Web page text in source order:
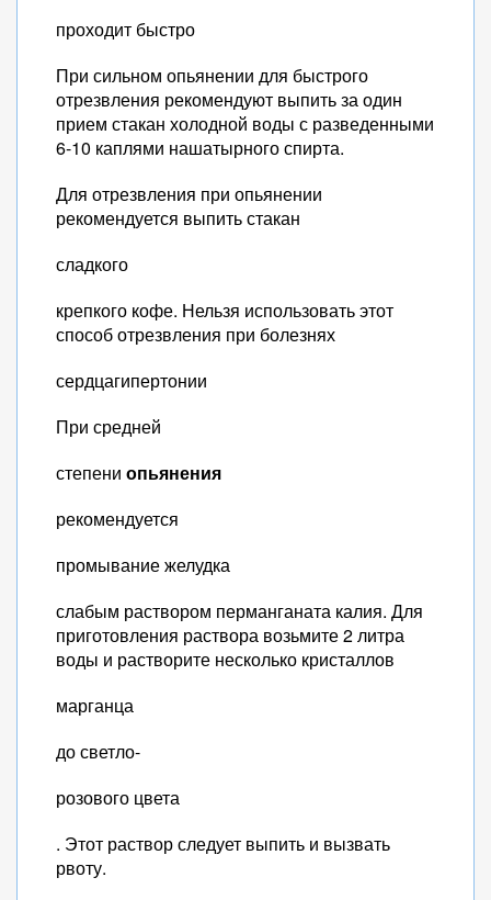
проходит быстро
При сильном опьянении для быстрого
отрезвления рекомендуют выпить за один
прием стакан холодной воды с разведенными
6-10 каплями нашатырного спирта.
Для отрезвления при опьянении
рекомендуется выпить стакан
сладкого
крепкого кофе. Нельзя использовать этот
способ отрезвления при болезнях
сердцагипертонии
При средней
степени опьянения
рекомендуется
промывание желудка
слабым раствором перманганата калия. Для
приготовления раствора возьмите 2 литра
воды и растворите несколько кристаллов
марганца
до светло-
розового цвета
. Этот раствор следует выпить и вызвать
рвоту.